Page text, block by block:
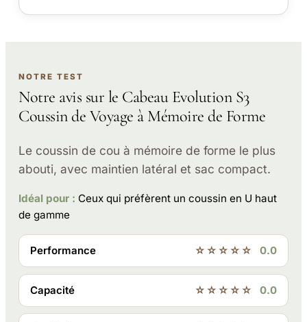
NOTRE TEST
Notre avis sur le Cabeau Evolution S3
Coussin de Voyage à Mémoire de Forme
Le coussin de cou à mémoire de forme le plus
abouti, avec maintien latéral et sac compact.
Idéal pour : Ceux qui préfèrent un coussin en U haut
de gamme
Performance ☆☆☆☆☆ 0.0
Capacité ☆☆☆☆☆ 0.0